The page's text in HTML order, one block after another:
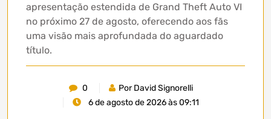
apresentação estendida de Grand Theft Auto VI
no próximo 27 de agosto, oferecendo aos fãs
uma visão mais aprofundada do aguardado
título.
0
Por David Signorelli
6 de agosto de 2026 às 09:11